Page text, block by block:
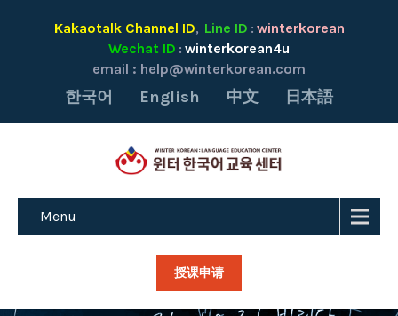
Kakaotalk Channel ID, Line ID : winterkorean
Wechat ID : winterkorean4u
email : help@winterkorean.com
한국어 English 中文 日本語
Menu
授课申请